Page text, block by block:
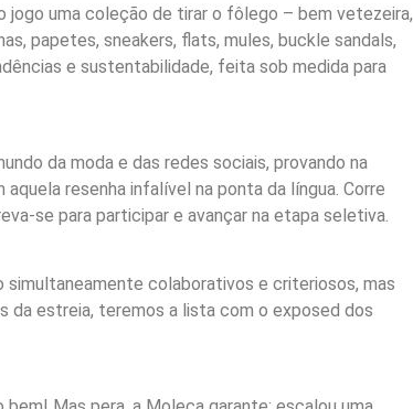
jogo uma coleção de tirar o fôlego – bem vetezeira,
papetes, sneakers, flats, mules, buckle sandals,
e sustentabilidade, feita sob medida para
da moda e das redes sociais, provando na
resenha infalível na ponta da língua. Corre
se para participar e avançar na etapa seletiva.
simultaneamente colaborativos e criteriosos, mas
da estreia, teremos a lista com o exposed dos